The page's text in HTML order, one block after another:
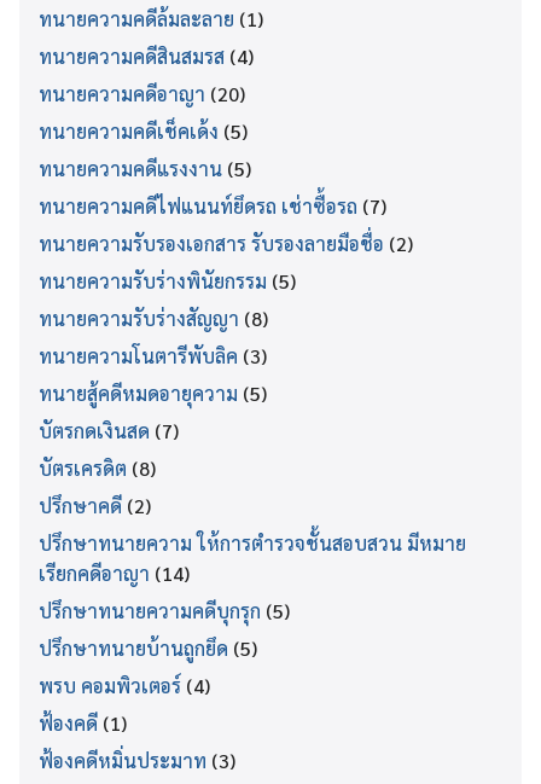
ทนายความคดีล้มละลาย (1)
ทนายความคดีสินสมรส (4)
ทนายความคดีอาญา (20)
ทนายความคดีเช็คเด้ง (5)
ทนายความคดีแรงงาน (5)
ทนายความคดีไฟแนนท์ยึดรถ เช่าซื้อรถ (7)
ทนายความรับรองเอกสาร รับรองลายมือชื่อ (2)
ทนายความรับร่างพินัยกรรม (5)
ทนายความรับร่างสัญญา (8)
ทนายความโนตารีพับลิค (3)
ทนายสู้คดีหมดอายุความ (5)
บัตรกดเงินสด (7)
บัตรเครดิต (8)
ปรึกษาคดี (2)
ปรึกษาทนายความ ให้การตำรวจชั้นสอบสวน มีหมาย
เรียกคดีอาญา (14)
ปรึกษาทนายความคดีบุกรุก (5)
ปรึกษาทนายบ้านถูกยึด (5)
พรบ คอมพิวเตอร์ (4)
ฟ้องคดี (1)
ฟ้องคดีหมิ่นประมาท (3)